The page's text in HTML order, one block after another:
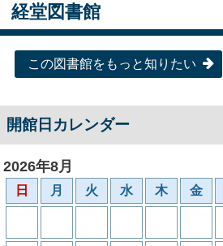
経堂図書館
この図書館をもっと知りたい
開館日カレンダー
2026年8月
日 月 火 水 木 金